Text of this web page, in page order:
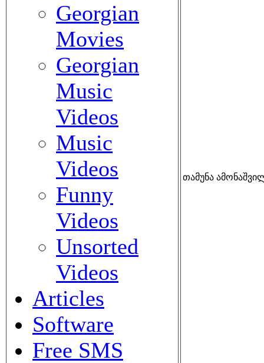
Georgian
Movies
Georgian
Music
Videos
Music
Videos
Funny
Videos
Unsorted
Videos
Articles
Software
Free SMS
თამუნა